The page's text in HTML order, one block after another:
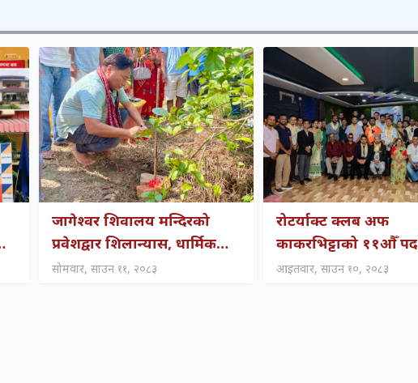
जागेश्वर शिवालय मन्दिरको
प्रवेशद्वार शिलान्यास, धार्मिक
पर्यटन प्रवर्द्धनमा जोड
सोमवार, साउन ११, २०८३
रोटर्याक्ट क्लब अफ
काकरभिट्टाको ११औँ पद
हस्तान्तरण तथा पदस्थापन
आइतवार, साउन १०, २०८३